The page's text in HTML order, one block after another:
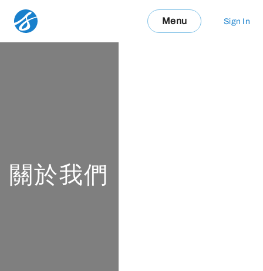
Menu Sign In
關於我們